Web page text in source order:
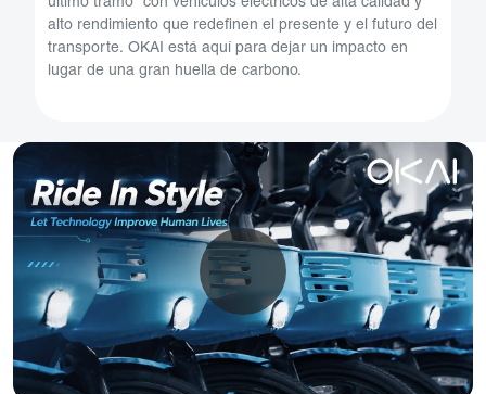
alto rendimiento que redefinen el presente y el futuro del
transporte. OKAI está aquí para dejar un impacto en
lugar de una gran huella de carbono.